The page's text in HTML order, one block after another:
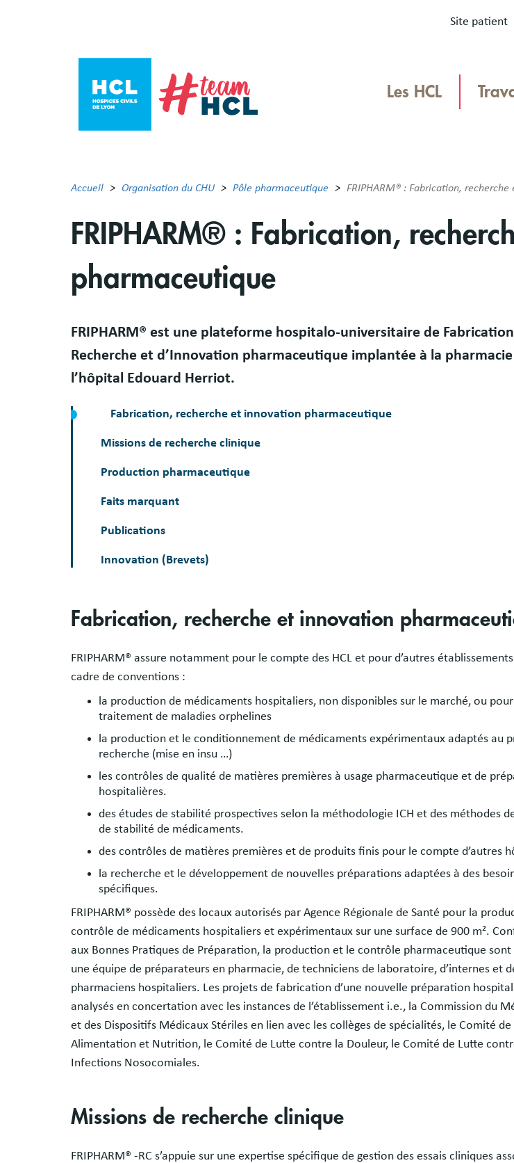
Site patient
Les HCL
Accueil Organisation du CHU Pôle pharmaceutique FRIPHARM® : Fabrication,
FRIPHARM® : Fabrication,
pharmaceutique
Résumé
FRIPHARM® est une plateforme hospitalo-universitaire de
Recherche et d’Innovation pharmaceutique implantée à la
l’hôpital Edouard Herriot.
Fabrication, recherche et innovation pharmaceutique
Missions de recherche clinique
Production pharmaceutique
Faits marquant
Publications
Innovation (Brevets)
Fabrication, recherche et innovation
FRIPHARM® assure notamment pour le compte des HCL et pour d’autres
cadre de conventions :
la production de médicaments hospitaliers, non disponibles sur le marché, ou
traitement de maladies orphelines
la production et le conditionnement de médicaments expérimentaux adaptés au
recherche (mise en insu …)
les contrôles de qualité de matières premières à usage pharmaceutique et de
hospitalières.
des études de stabilité prospectives selon la méthodologie ICH et des méthodes
de stabilité de médicaments.
des contrôles de matières premières et de produits finis pour le compte d’autres
la recherche et le développement de nouvelles préparations adaptées à des
spécifiques.
FRIPHARM® possède des locaux autorisés par Agence Régionale de Santé pour la
contrôle de médicaments hospitaliers et expérimentaux sur une surface de 900 m².
aux Bonnes Pratiques de Préparation, la production et le contrôle pharmaceutique sont
une équipe de préparateurs en pharmacie, de techniciens de laboratoire, d’internes et
pharmaciens hospitaliers. Les projets de fabrication d’une nouvelle préparation
analysés en concertation avec les instances de l’établissement i.e., la Commission du
et des Dispositifs Médicaux Stériles en lien avec les collèges de spécialités, le Comité de
Alimentation et Nutrition, le Comité de Lutte contre la Douleur, le Comité de Lutte
Infections Nosocomiales.
Missions de recherche clinique
FRIPHARM® -RC s’appuie sur une expertise spécifique de gestion des essais cliniques